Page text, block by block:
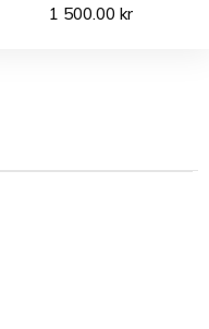
1 500.00kr